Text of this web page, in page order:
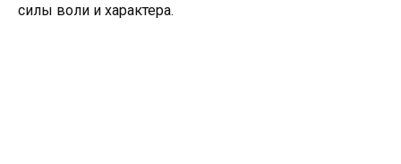
силы воли и характера.